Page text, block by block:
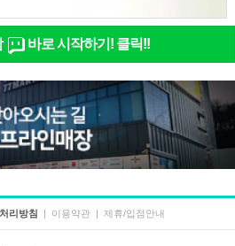
바로 시작하기! 클릭!!
리방침 | 이용약관 | 제휴/입점안내